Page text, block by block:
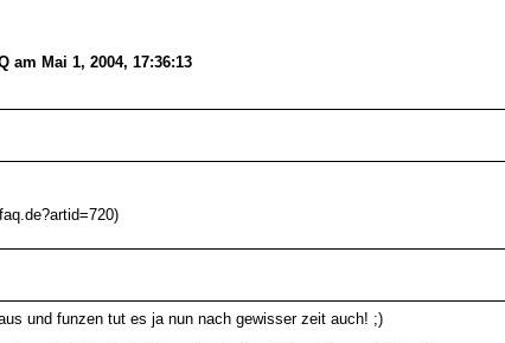
am Mai 1, 2004, 17:36:13
und funzen tut es ja nun nach gewisser zeit auch! ;)